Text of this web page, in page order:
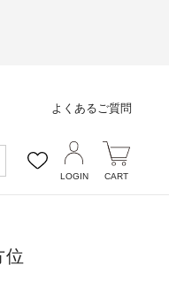
よくあるご質問
LOGIN CART
位